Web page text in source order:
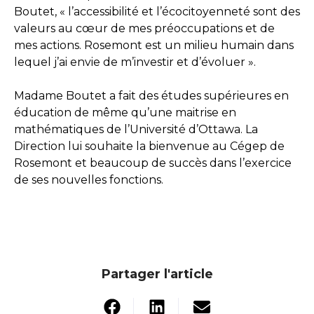
Boutet, « l’accessibilité et l’écocitoyenneté sont des
valeurs au cœur de mes préoccupations et de
mes actions. Rosemont est un milieu humain dans
lequel j’ai envie de m’investir et d’évoluer ».
Madame Boutet a fait des études supérieures en
éducation de même qu’une maitrise en
mathématiques de l’Université d’Ottawa. La
Direction lui souhaite la bienvenue au Cégep de
Rosemont et beaucoup de succès dans l’exercice
de ses nouvelles fonctions.
Partager l'article